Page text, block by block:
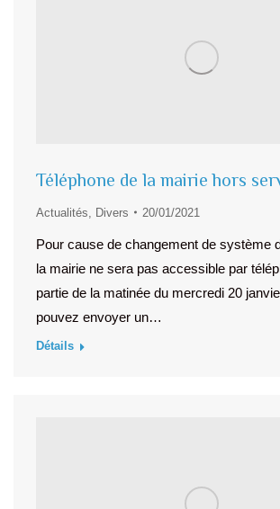
Téléphone de la mairie hors
Actualités Divers 20/01/2021
Pour cause de changement de système
la mairie ne sera pas accessible par
partie de la matinée du mercredi 20
pouvez envoyer un…
Détails